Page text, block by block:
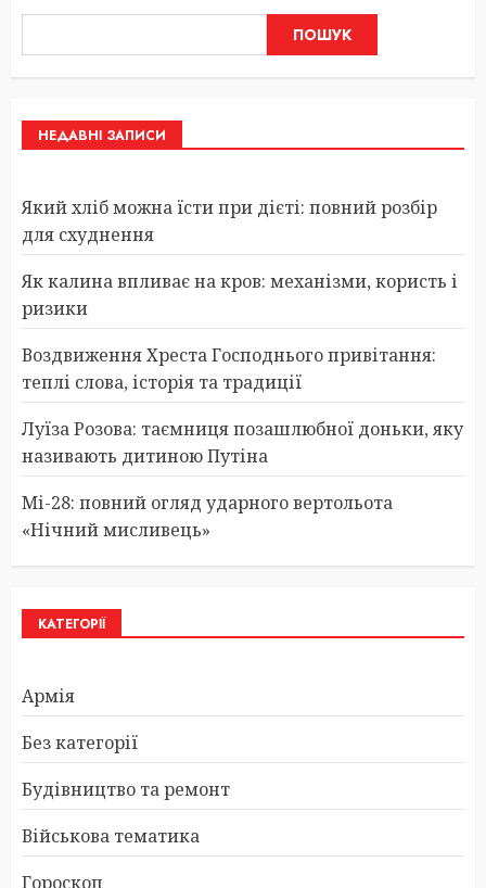
ПОШУК
НЕДАВНІ ЗАПИСИ
Який хліб можна їсти при дієті: повний розбір
для схуднення
Як калина впливає на кров: механізми, користь і
ризики
Воздвиження Хреста Господнього привітання:
теплі слова, історія та традиції
Луїза Розова: таємниця позашлюбної доньки, яку
називають дитиною Путіна
Мі-28: повний огляд ударного вертольота
«Нічний мисливець»
КАТЕГОРІЇ
Армія
Без категорії
Будівництво та ремонт
Військова тематика
Гороскоп